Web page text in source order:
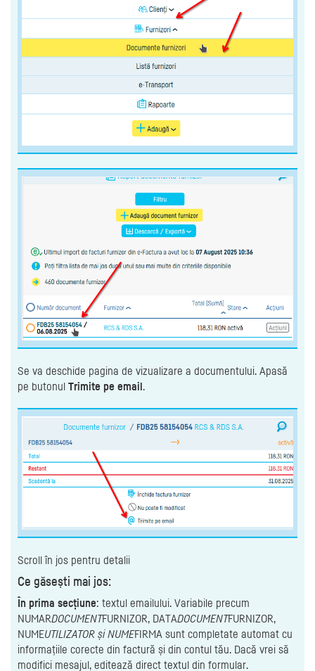
Se va deschide pagina de vizualizare a documentului. Apasă
pe butonul Trimite pe email.
Scroll în jos pentru detalii
Ce găsești mai jos:
În prima secțiune: textul emailului. Variabile precum
NUMARDOCUMENTFURNIZOR, DATADOCUMENTFURNIZOR,
NUMEUTILIZATOR și NUMEFIRMA sunt completate automat cu
informațiile corecte din factură și din contul tău. Dacă vrei să
modifici mesajul, editează direct textul din formular.